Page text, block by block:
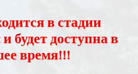
в стадии
будет доступна в
время!!!